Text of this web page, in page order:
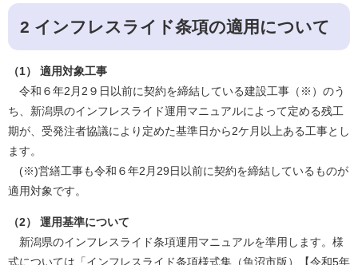
2 インフレスライド条項の適用について
（1） 適用対象工事
令和６年2月2９日以前に契約を締結している建設工事（※）のう
ち、新潟県のインフレスライド運用マニュアルによって定める残工
期が、受発注者協議により定めた基準日から2ケ月以上ある工事とし
ます。
(※)営繕工事も令和６年2月29日以前に契約を締結しているものが
適用対象です。
（2） 運用基準について
新潟県のインフレスライド条項運用マニュアルを準用します。様
式については「インフレスライド条項様式集（魚沼市版）【令和5年